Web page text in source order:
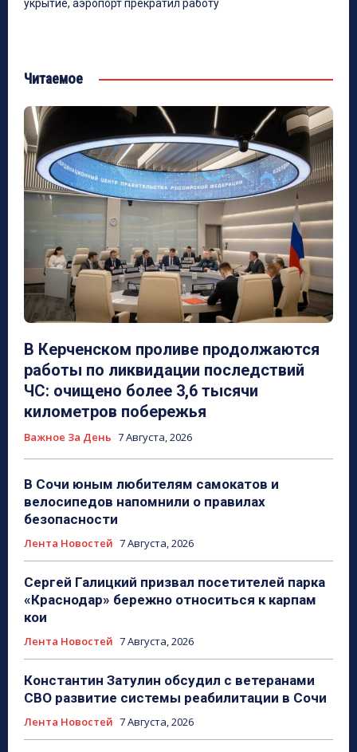
укрытие, аэропорт прекратил работу
Читаемое
В Керченском проливе продолжаются
работы по ликвидации последствий
ЧС: очищено более 3,6 тысячи
километров побережья
Важное За День 7 Августа, 2026
В Сочи юным любителям самокатов и
велосипедов напомнили о правилах
безопасности
Лента Новостей 7 Августа, 2026
Сергей Галицкий призвал посетителей парка
«Краснодар» бережно относиться к карпам
кои
Лента Новостей 7 Августа, 2026
Константин Затулин обсудил с ветеранами
СВО развитие системы реабилитации в Сочи
Лента Новостей 7 Августа, 2026